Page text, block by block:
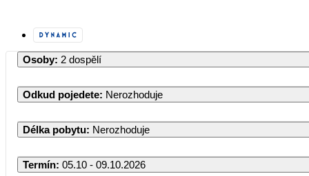
Osoby: 2 dospělí
Odkud pojedete: Nerozhoduje
Délka pobytu: Nerozhoduje
Termín: 05.10 - 09.10.2026